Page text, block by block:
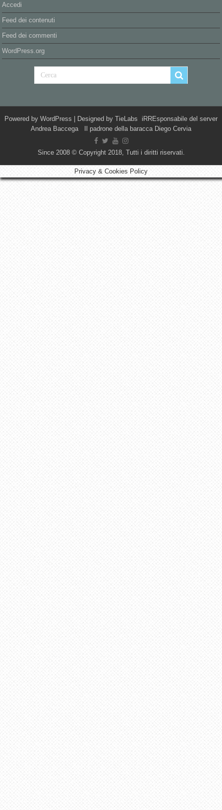
Accedi
Feed dei contenuti
Feed dei commenti
WordPress.org
Powered by WordPress | Designed by TieLabs iRREsponsabile del server
Andrea Baccega Il padrone della baracca Diego Cervia
Since 2008 © Copyright 2018, Tutti i diritti riservati.
Privacy & Cookies Policy